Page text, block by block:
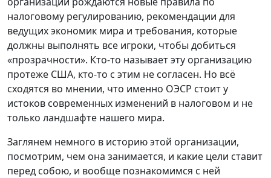
налоговому регулированию, рекомендации для
ведущих экономик мира и требования, которые
должны выполнять все игроки, чтобы добиться
«прозрачности». Кто-то называет эту организацию
протеже США, кто-то с этим не согласен. Но всё
сходятся во мнении, что именно ОЭСР стоит у
истоков современных изменений в налоговом и не
только ландшафте нашего мира.
Заглянем немного в историю этой организации,
посмотрим, чем она занимается, и какие цели ставит
перед собою, и вообще познакомимся с ней